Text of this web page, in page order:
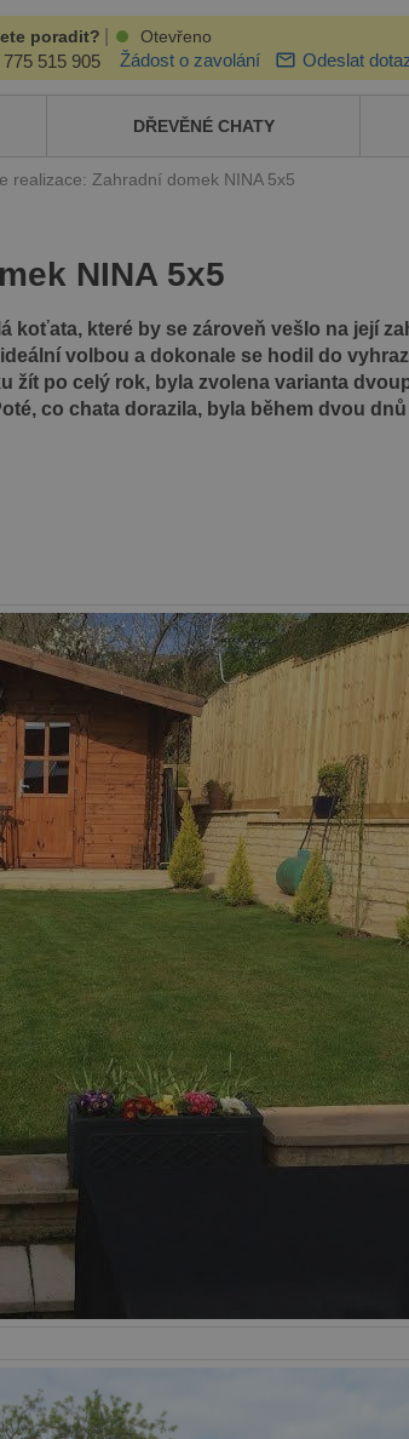
poradit? Otevřeno
515 905 Žádost o zavolání Odeslat
DŘEVĚNÉ CHATY
realizace: Zahradní domek NINA 5x5
NINA 5x5
koťata, které by se zároveň vešlo na její
volbou a dokonale se hodil do
žít po celý rok, byla zvolena varianta
co chata dorazila, byla během dvou